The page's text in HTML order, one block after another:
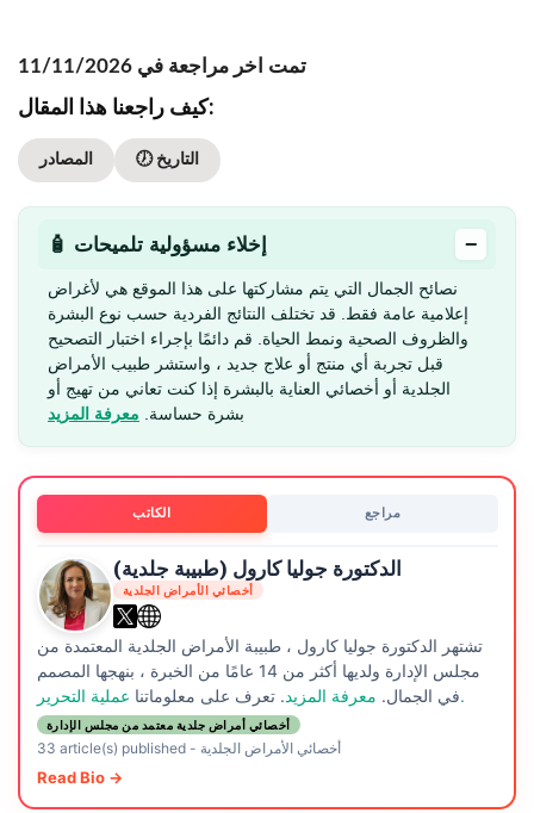
تمت اخر مراجعة في 11/11/2026
كيف راجعنا هذا المقال:
المصادر 🕖 التاريخ
🧴 إخلاء مسؤولية تلميحات −
نصائح الجمال التي يتم مشاركتها على هذا الموقع هي لأغراض
إعلامية عامة فقط. قد تختلف النتائج الفردية حسب نوع البشرة
والظروف الصحية ونمط الحياة. قم دائمًا بإجراء اختبار التصحيح
قبل تجربة أي منتج أو علاج جديد ، واستشر طبيب الأمراض
الجلدية أو أخصائي العناية بالبشرة إذا كنت تعاني من تهيج أو
بشرة حساسة. معرفة المزيد
الكاتب مراجع
الدكتورة جوليا كارول (طبيبة جلدية)
أخصائي الأمراض الجلدية
تشتهر الدكتورة جوليا كارول ، طبيبة الأمراض الجلدية المعتمدة من
مجلس الإدارة ولديها أكثر من 14 عامًا من الخبرة ، بنهجها المصمم
في الجمال. معرفة المزيد. تعرف على معلوماتنا عملية التحرير.
أخصائي أمراض جلدية معتمد من مجلس الإدارة
33 article(s) published- أخصائي الأمراض الجلدية
Read Bio →